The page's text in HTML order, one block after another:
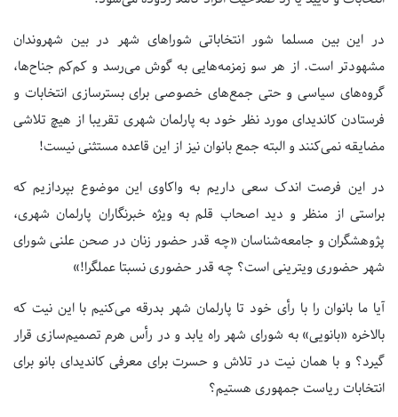
در این بین مسلما شور انتخاباتی شوراهای شهر در بین شهروندان
مشهودتر است. از هر سو زمزمه‌هایی به گوش می‌رسد و کم‌کم جناح‌ها،
گروه‌های سیاسی و حتی جمع‌های خصوصی برای بسترسازی انتخابات و
فرستادن کاندیدای مورد نظر خود به پارلمان شهری تقریبا از هیچ تلاشی
مضایقه نمی‌کنند و البته جمع بانوان نیز از این قاعده مستثنی نیست!
در این فرصت اندک سعی داریم به واکاوی این موضوع بپردازیم که
براستی از منظر و دید اصحاب قلم به ویژه خبرنگاران پارلمان شهری،
پژوهشگران و جامعه‌شناسان «چه قدر حضور زنان در صحن علنی شورای
شهر حضوری ویترینی است؟ چه قدر حضوری نسبتا عملگرا!»
آیا ما بانوان را با رأی خود تا پارلمان شهر بدرقه می‌کنیم با این نیت که
بالاخره «بانویی» به شورای شهر راه یابد و در رأس هرم تصمیم‌سازی قرار
گیرد؟ و با همان نیت در تلاش و حسرت برای معرفی کاندیدای بانو برای
انتخابات ریاست جمهوری هستیم؟